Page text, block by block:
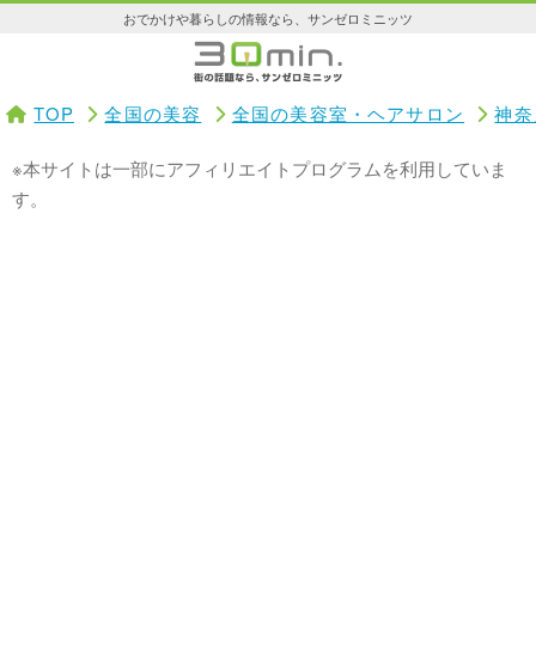
おでかけや暮らしの情報なら、サンゼロミニッツ
TOP 全国の美容 全国の美容室・ヘアサロン 神
※本サイトは一部にアフィリエイトプログラムを利用していま
す。